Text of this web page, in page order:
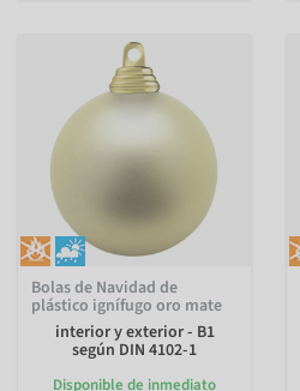
Bolas de Navidad de
plástico ignífugo oro mate
interior y exterior - B1
según DIN 4102-1
Disponible de inmediato